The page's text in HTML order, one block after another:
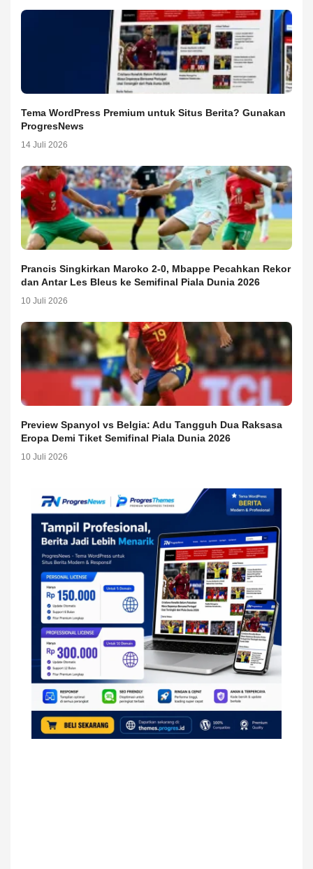
Tema WordPress Premium untuk Situs Berita? Gunakan
ProgresNews
14 Juli 2026
Prancis Singkirkan Maroko 2-0, Mbappe Pecahkan Rekor
dan Antar Les Bleus ke Semifinal Piala Dunia 2026
10 Juli 2026
Preview Spanyol vs Belgia: Adu Tangguh Dua Raksasa
Eropa Demi Tiket Semifinal Piala Dunia 2026
10 Juli 2026